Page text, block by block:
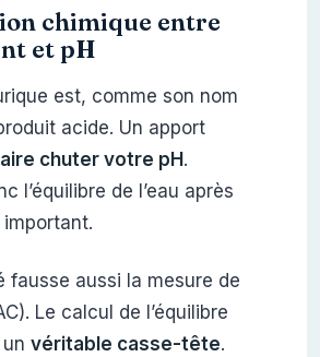
chimique entre
et pH
est, comme son nom
acide. Un apport
chuter votre pH .
l’équilibre de l’eau après
fausse aussi la mesure de
Le calcul de l’équilibre
véritable casse-tête.